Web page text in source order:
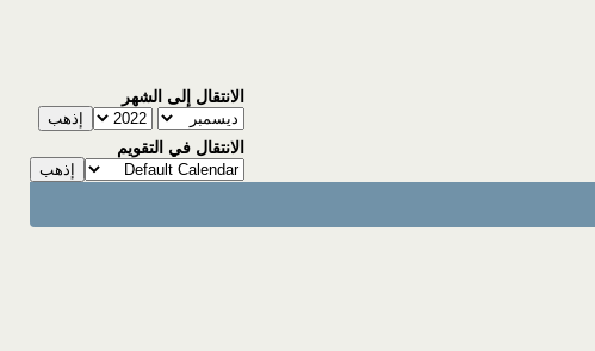
الانتقال إلى الشهر
الانتقال في التقويم